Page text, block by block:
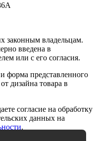
законным владельцам.
введена в
или с его согласия.
форма представленного
дизайна товара в
согласие на обработку
данных на
.